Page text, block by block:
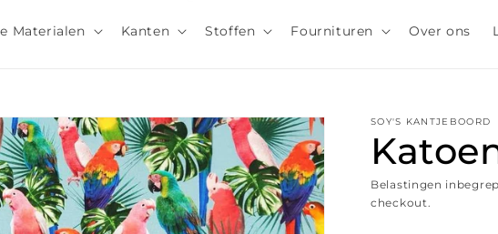
Materialen Kanten Stoffen Fournituren Over ons
SOY'S KANTJEBOORD
Belastingen
checkout.